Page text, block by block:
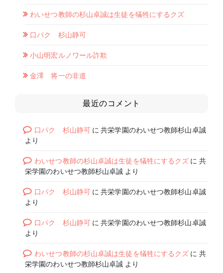
わいせつ教師の杉山卓誠は生徒を犠牲にするクズ
口パク 杉山静可
小山明宏ルノワール詐欺
金澤 将一の非道
最近のコメント
口パク 杉山静可に共栄学園のわいせつ教師杉山卓誠
より
わいせつ教師の杉山卓誠は生徒を犠牲にするクズ に 共
栄学園のわいせつ教師杉山卓誠 より
口パク 杉山静可に共栄学園のわいせつ教師杉山卓誠
より
口パク 杉山静可に共栄学園のわいせつ教師杉山卓誠
より
わいせつ教師の杉山卓誠は生徒を犠牲にするクズ に 共
栄学園のわいせつ教師杉山卓誠 より